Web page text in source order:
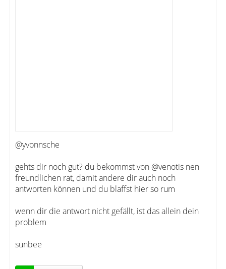
@yvonnsche
gehts dir noch gut? du bekommst von @venotis nen
freundlichen rat, damit andere dir auch noch
antworten können und du blaffst hier so rum
wenn dir die antwort nicht gefällt, ist das allein dein
problem
sunbee